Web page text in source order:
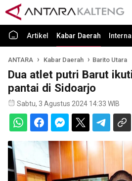
Artikel Kabar Daerah
ANTARA Kabar Daerah Barito Utara
Dua atlet putri Barut
pantai di Sidoarjo
Sabtu, 3 Agustus 2024 14:33 WIB